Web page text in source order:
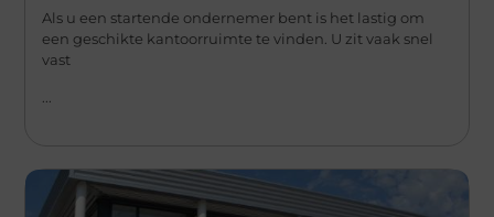
Als u een startende ondernemer bent is het lastig om
een geschikte kantoorruimte te vinden. U zit vaak snel
vast